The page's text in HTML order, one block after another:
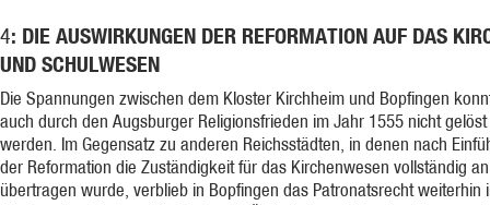
4: DIE AUSWIRKUNGEN DER REFORMATION AUF DAS
UND SCHULWESEN
Die Spannungen zwischen dem Kloster Kirchheim und Bopfingen
auch durch den Augsburger Religionsfrieden im Jahr 1555 nicht gelöst
werden. Im Gegensatz zu anderen Reichsstädten, in denen nach
der Reformation die Zuständigkeit für das Kirchenwesen vollständig
übertragen wurde, verblieb in Bopfingen das Patronatsrecht weiterhin